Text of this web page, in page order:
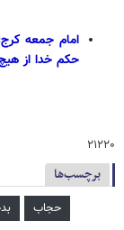
امام جمعه
حکم خدا از
۲۱۲۲۰
برچسب‌ها
حجاب